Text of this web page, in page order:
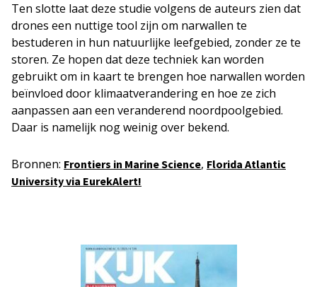
Ten slotte laat deze studie volgens de auteurs zien dat
drones een nuttige tool zijn om narwallen te
bestuderen in hun natuurlijke leefgebied, zonder ze te
storen. Ze hopen dat deze techniek kan worden
gebruikt om in kaart te brengen hoe narwallen worden
beïnvloed door klimaatverandering en hoe ze zich
aanpassen aan een veranderend noordpoolgebied.
Daar is namelijk nog weinig over bekend.
Bronnen: Frontiers in Marine Science, Florida Atlantic
University via EurekAlert!